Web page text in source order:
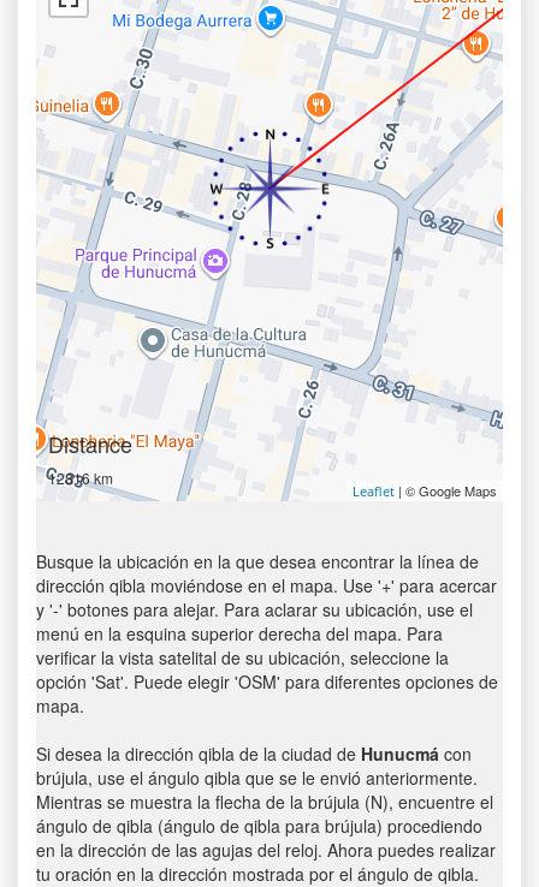
Distance
12816 km
Leaflet | © Google Maps
Busque la ubicación en la que desea encontrar la línea de
dirección qibla moviéndose en el mapa. Use '+' para acercar
y '-' botones para alejar. Para aclarar su ubicación, use el
menú en la esquina superior derecha del mapa. Para
verificar la vista satelital de su ubicación, seleccione la
opción 'Sat'. Puede elegir 'OSM' para diferentes opciones de
mapa.
Si desea la dirección qibla de la ciudad de Hunucmá con
brújula, use el ángulo qibla que se le envió anteriormente.
Mientras se muestra la flecha de la brújula (N), encuentre el
ángulo de qibla (ángulo de qibla para brújula) procediendo
en la dirección de las agujas del reloj. Ahora puedes realizar
tu oración en la dirección mostrada por el ángulo de qibla.